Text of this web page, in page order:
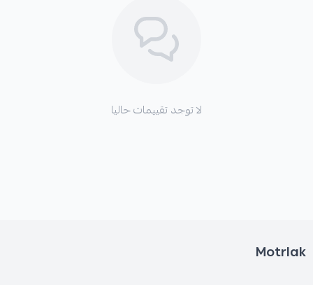
لا توجد تقييمات حاليا
Motrlak